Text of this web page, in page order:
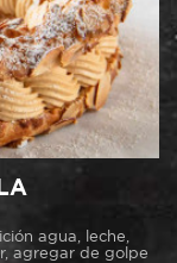
agua, leche,
agregar de golpe